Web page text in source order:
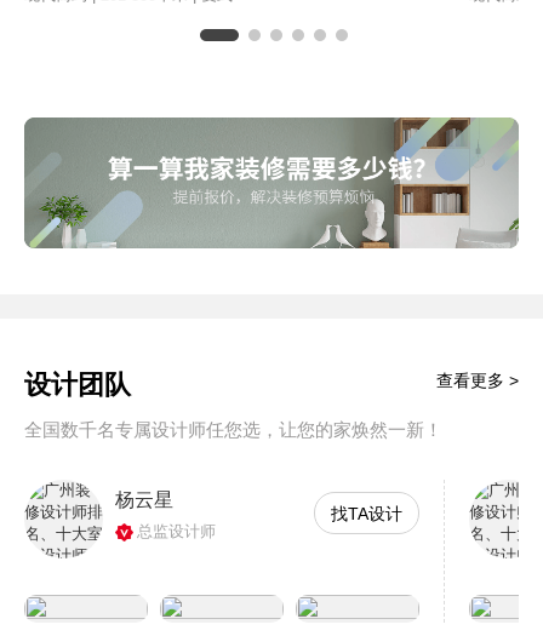
设计团队
全国数千名专属设计师任您选，让您的家焕然一新！
查看更多 >
杨云星
总监设计师
找TA设计